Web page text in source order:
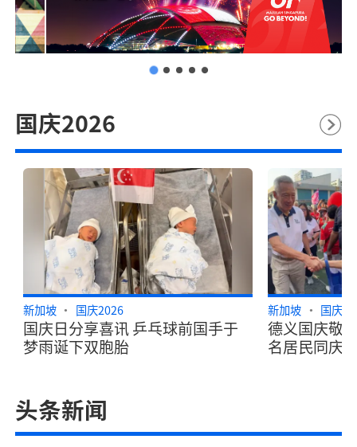
国庆2026
国庆日分享喜讯 乒乓球前国手于
梦雨诞下双胞胎
新加坡 国庆2026
德义国庆敬
名居民同庆
新加坡 国庆
头条新闻